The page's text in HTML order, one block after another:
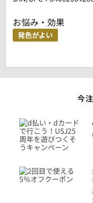
お悩み・効果
発色がよい
今